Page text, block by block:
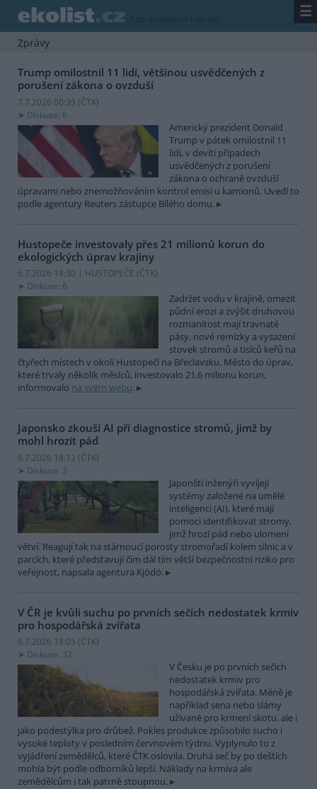
/ zpravodajství / zprávy ☰
Zprávy
Trump omilostnil 11 lidí, většinou usvědčených z
porušení zákona o ovzduší
7.7.2026 00:39 (ČTK)
Diskuse: 6
Americký prezident Donald
Trump v pátek omilostnil 11
lidí, v devíti případech
usvědčených z porušení
zákona o ochraně ovzduší
úpravami nebo znemožňováním kontrol emisí u kamionů. Uvedl to
podle agentury Reuters zástupce Bílého domu.
Hustopeče investovaly přes 21 milionů korun do
ekologických úprav krajiny
6.7.2026 18:30 | HUSTOPEČE (ČTK)
Diskuse: 6
Zadržet vodu v krajině, omezit
půdní erozi a zvýšit druhovou
rozmanitost mají travnaté
pásy, nové remízky a vysazení
stovek stromů a tisíců keřů na
čtyřech místech v okolí Hustopečí na Břeclavsku. Město do úprav,
které trvaly několik měsíců, investovalo 21,6 milionu korun,
informovalo na svém webu.
Japonsko zkouší AI při diagnostice stromů, jimž by
mohl hrozit pád
6.7.2026 18:12 (ČTK)
Diskuse: 2
Japonští inženýři vyvíjejí
systémy založené na umělé
inteligenci (AI), které mají
pomoci identifikovat stromy,
jimž hrozí pád nebo ulomení
větví. Reagují tak na stárnoucí porosty stromořadí kolem silnic a v
parcích, které představují čím dál tím větší bezpečnostní riziko pro
veřejnost, napsala agentura Kjódó.
V ČR je kvůli suchu po prvních sečích nedostatek krmiv
pro hospodářská zvířata
6.7.2026 18:05 (ČTK)
Diskuse: 32
V Česku je po prvních sečích
nedostatek krmiv pro
hospodářská zvířata. Méně je
například sena nebo slámy
užívané pro krmení skotu, ale i
jako podestýlka pro drůbež. Pokles produkce způsobilo sucho i
vysoké teploty v posledním červnovém týdnu. Vyplynulo to z
vyjádření zemědělců, které ČTK oslovila. Druhá seč by po deštích
mohla být podle odborníků lepší. Náklady na krmiva ale
zemědělcům i tak patrně stoupnou.